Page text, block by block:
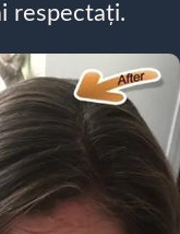
respectați.